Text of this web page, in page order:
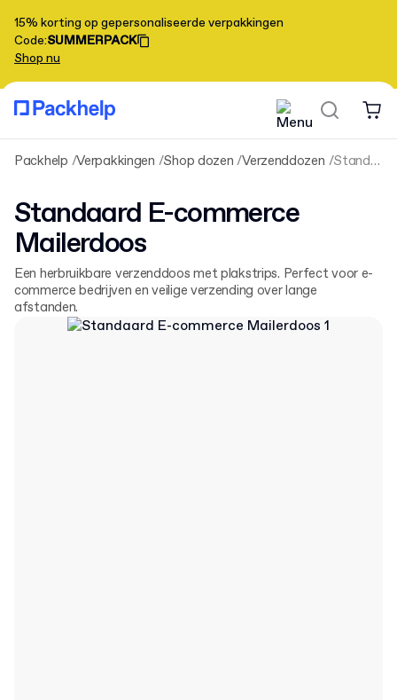
15% korting op gepersonaliseerde verpakkingen
Code:SUMMERPACK
Shop nu
Packhelp Verpakkingen Shop dozen Verzenddozen Standaard E-commerce Mailerdoos
Standaard E-commerce
Mailerdoos
Een herbruikbare verzenddoos met plakstrips. Perfect voor e-
commerce bedrijven en veilige verzending over lange
afstanden.